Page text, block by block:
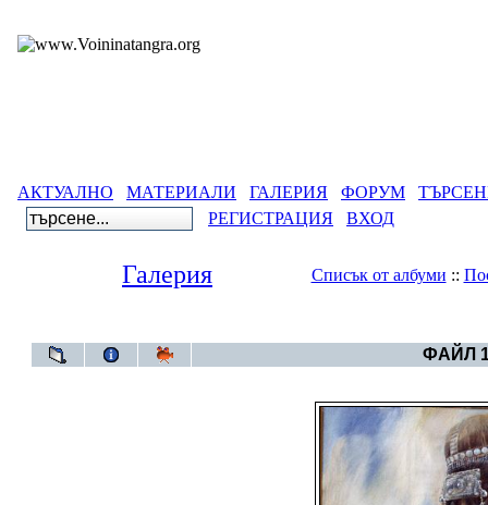
АКТУАЛНО МАТЕРИАЛИ ГАЛЕРИЯ ФОРУМ
РЕГИСТРАЦИЯ
ВХОД
Галерия Списък от албуми ::
ФАЙЛ